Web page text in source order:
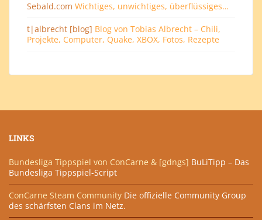
Sebald.com Wichtiges, unwichtiges, überflüssiges…
t|albrecht [blog] Blog von Tobias Albrecht – Chili,
Projekte, Computer, Quake, XBOX, Fotos, Rezepte
LINKS
Bundesliga Tippspiel von ConCarne & [gdngs] BuLiTipp – Das
Bundesliga Tippspiel-Script
ConCarne Steam Community Die offizielle Community Group
des schärfsten Clans im Netz.